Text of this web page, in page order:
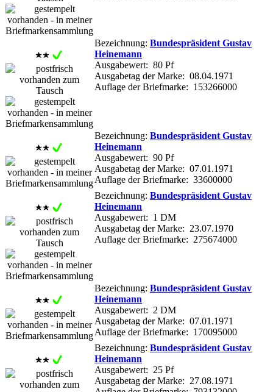
Bezeichnung: Bundespräsident Gustav
Heinemann
Ausgabewert: 80 Pf
Ausgabetag der Marke: 08.04.1971
Auflage der Briefmarke: 153266000
Bezeichnung: Bundespräsident Gustav
Heinemann
Ausgabewert: 90 Pf
Ausgabetag der Marke: 07.01.1971
Auflage der Briefmarke: 33600000
Bezeichnung: Bundespräsident Gustav
Heinemann
Ausgabewert: 1 DM
Ausgabetag der Marke: 23.07.1970
Auflage der Briefmarke: 275674000
Bezeichnung: Bundespräsident Gustav
Heinemann
Ausgabewert: 2 DM
Ausgabetag der Marke: 07.01.1971
Auflage der Briefmarke: 170095000
Bezeichnung: Bundespräsident Gustav
Heinemann
Ausgabewert: 25 Pf
Ausgabetag der Marke: 27.08.1971